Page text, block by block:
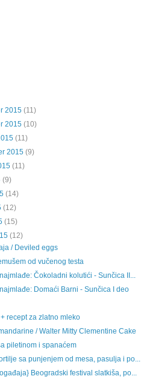
2015 (11)
2015 (10)
(11)
2015 (9)
(11)
(9)
(14)
(12)
(15)
(12)
/ Deviled eggs
od vučenog testa
Čokoladni kolutići - Sunčica II...
Domaći Barni - Sunčica I deo
recept za zlatno mleko
/ Walter Mitty Clementine Cake
piletinom i spanaćem
sa punjenjem od mesa, pasulja i po...
Beogradski festival slatkiša, po...